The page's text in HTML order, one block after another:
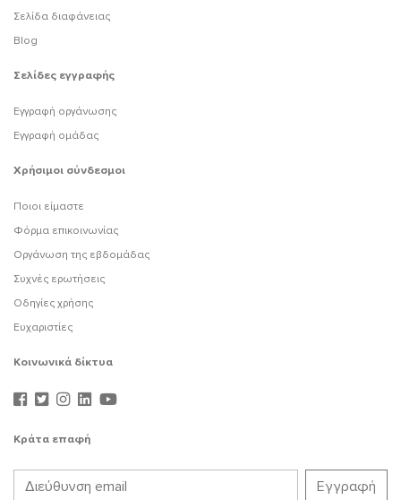
Σελίδα διαφάνειας
Blog
Σελίδες εγγραφής
Εγγραφή οργάνωσης
Εγγραφή ομάδας
Χρήσιμοι σύνδεσμοι
Ποιοι είμαστε
Φόρμα επικοινωνίας
Οργάνωση της εβδομάδας
Συχνές ερωτήσεις
Οδηγίες χρήσης
Ευχαριστίες
Κοινωνικά δίκτυα
Κράτα επαφή